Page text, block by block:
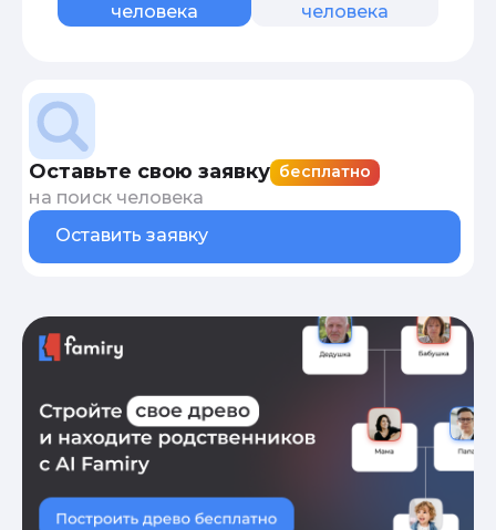
человека
человека
Оставьте свою заявку бесплатно
на поиск человека
Оставить заявку